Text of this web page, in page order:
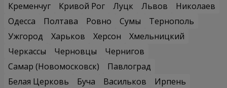
Кременчуг
Кривой Рог Луцк Львов
Николаев
Одесса
Полтава Ровно Сумы
Тернополь
Ужгород
Харьков Херсон
Хмельницкий
Черкассы
Черновцы
Чернигов
Самар (Новомосковск)
Павлоград
Белая Церковь
Буча Васильков
Ирпень